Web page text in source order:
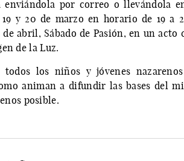
enviándola por correo o llevándola
y 20 de marzo en horario de 19 a
abril, Sábado de Pasión, en un acto
de la Luz.
los niños y jóvenes
animan a difundir las bases del
posible.